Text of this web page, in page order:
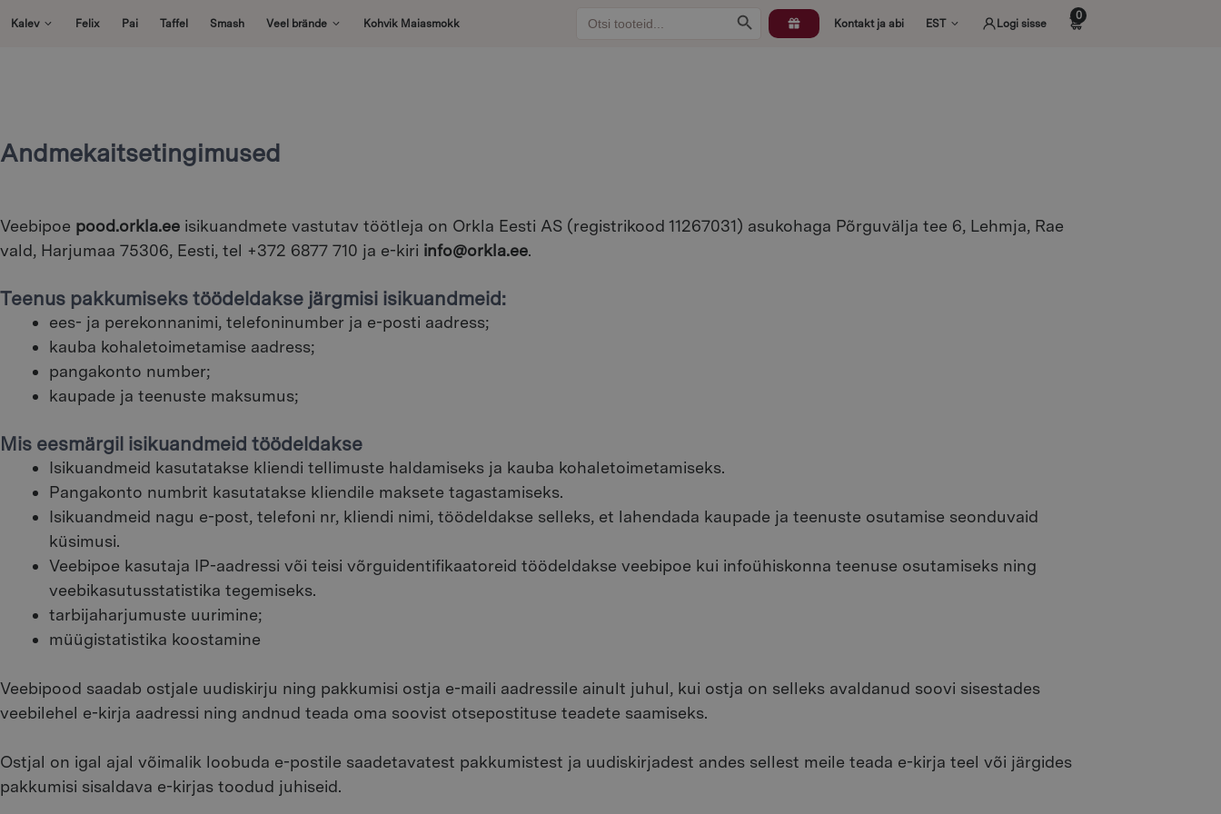
Kalev Felix Pai Taffel Smash Veel brände Kohvik Maiasmokk
for:
Search Button Kontakt ja abi EST Logi sisse
0
Andmekaitsetingimused
Veebipoe pood.orkla.ee isikuandmete vastutav töötleja on Orkla Eesti AS (registrikood 11267031) asukohaga Põrguvälja tee 6, Lehmja, Rae
vald, Harjumaa 75306, Eesti, tel +372 6877 710 ja e-kiri info@orkla.ee.
Teenus pakkumiseks töödeldakse järgmisi isikuandmeid:
ees- ja perekonnanimi, telefoninumber ja e-posti aadress;
kauba kohaletoimetamise aadress;
pangakonto number;
kaupade ja teenuste maksumus;
Mis eesmärgil isikuandmeid töödeldakse
Isikuandmeid kasutatakse kliendi tellimuste haldamiseks ja kauba kohaletoimetamiseks.
Pangakonto numbrit kasutatakse kliendile maksete tagastamiseks.
Isikuandmeid nagu e-post, telefoni nr, kliendi nimi, töödeldakse selleks, et lahendada kaupade ja teenuste osutamise seonduvaid
küsimusi.
Veebipoe kasutaja IP-aadressi või teisi võrguidentifikaatoreid töödeldakse veebipoe kui infoühiskonna teenuse osutamiseks ning
veebikasutusstatistika tegemiseks.
tarbijaharjumuste uurimine;
müügistatistika koostamine
Veebipood saadab ostjale uudiskirju ning pakkumisi ostja e-maili aadressile ainult juhul, kui ostja on selleks avaldanud soovi sisestades
veebilehel e-kirja aadressi ning andnud teada oma soovist otsepostituse teadete saamiseks.
Ostjal on igal ajal võimalik loobuda e-postile saadetavatest pakkumistest ja uudiskirjadest andes sellest meile teada e-kirja teel või järgides
pakkumisi sisaldava e-kirjas toodud juhiseid.